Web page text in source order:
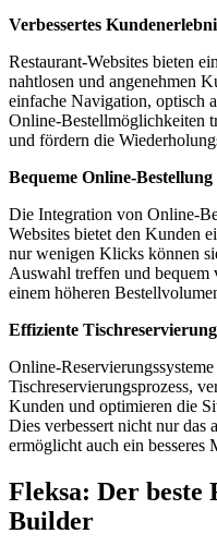
Verbessertes
Restaurant-Websites bieten
nahtlosen und angenehmen
einfache Navigation, optisch
Online-Bestellmöglichkeiten
und fördern die
Bequeme Online-Bestellung
Die Integration von Online-
Websites bietet den Kunden
nur wenigen Klicks können
Auswahl treffen und bequem
einem höheren
Effiziente Tischreservierung
Online-
Tischreservierungsprozess,
Kunden und optimieren die
Dies verbessert nicht nur das
ermöglicht auch ein besseres
Fleksa: Der beste
Builder